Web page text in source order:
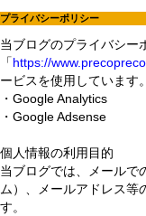
プライバシーポリシー
当ブログのプライバシー
「https://
ービスを使用しています。
・Google Analytics
・Google Adsense
個人情報の利用目的
当ブログでは、メールで
ム）、メールアドレス等
す。